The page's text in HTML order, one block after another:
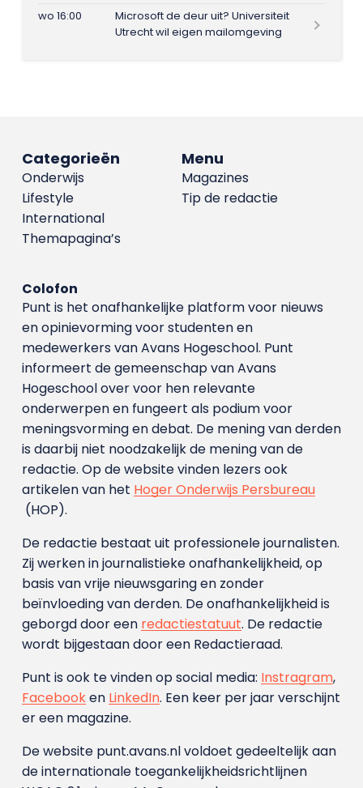
wo 16:00
Microsoft de deur uit? Universiteit
Utrecht wil eigen mailomgeving
Menu
Magazines
Tip de redactie
Categorieën
Onderwijs
Lifestyle
International
Themapagina’s
Colofon
Punt is het onafhankelijke platform voor nieuws
en opinievorming voor studenten en
medewerkers van Avans Hoge­school. Punt
informeert de gemeenschap van Avans
Hogeschool over voor hen relevante
onderwerpen en fungeert als podium voor
meningsvorming en debat. De mening van derden
is daarbij niet noodzakelijk de mening van de
redactie. Op de website vinden lezers ook
artikelen van het Hoger Onderwijs Persbureau
(HOP).
De redactie bestaat uit professionele journalisten.
Zij werken in journalistieke onafhankelijkheid, op
basis van vrije nieuwsgaring en zonder
beïnvloeding van derden. De onafhankelijkheid is
geborgd door een redactiestatuut. De redactie
wordt bijgestaan door een Redactieraad.
Punt is ook te vinden op social media: Instragram,
Facebooken LinkedIn. Een keer per jaar verschijnt
er een magazine.
De website punt.avans.nl voldoet gedeeltelijk aan
de internationale toegankelijkheidsrichtlijnen